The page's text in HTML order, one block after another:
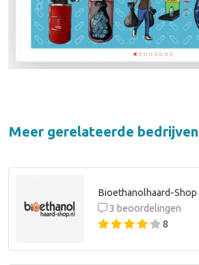
Meer gerelateerde bedrijven
Bioethanolhaard-Shop
3 beoordelingen
8